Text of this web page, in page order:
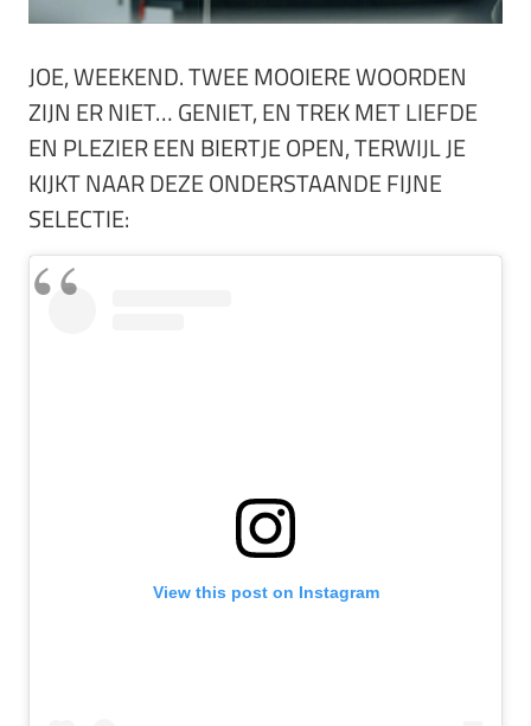
JOE, WEEKEND. TWEE MOOIERE WOORDEN
ZIJN ER NIET… GENIET, EN TREK MET LIEFDE
EN PLEZIER EEN BIERTJE OPEN, TERWIJL JE
KIJKT NAAR DEZE ONDERSTAANDE FIJNE
SELECTIE:
View this post on Instagram